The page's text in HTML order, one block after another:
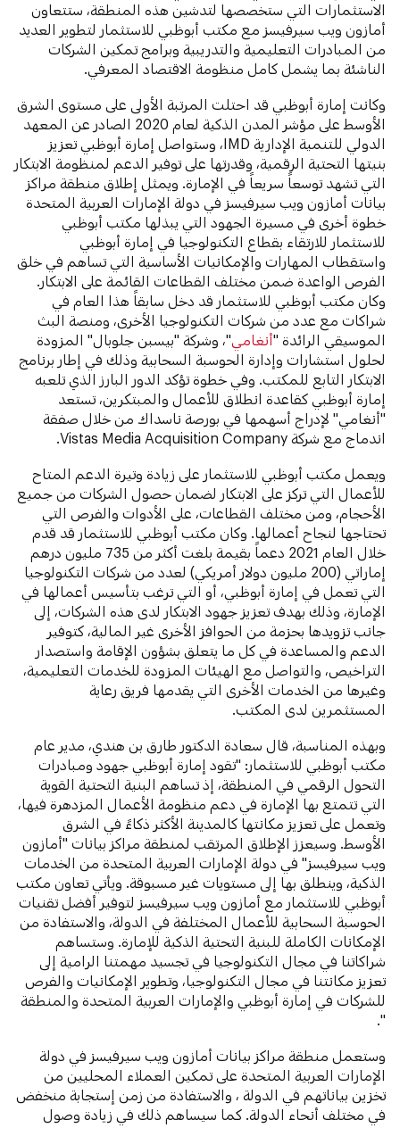
الاستثمارات التي ستخصصها لتدشين هذه المنطقة، ستتعاون
أمازون ويب سيرفيسز مع مكتب أبوظبي للاستثمار لتطوير العديد
من المبادرات التعليمية والتدريبية وبرامج تمكين الشركات
الناشئة بما يشمل كامل منظومة الاقتصاد المعرفي.
وكانت إمارة أبوظبي قد احتلت المرتبة الأولى على مستوى الشرق
الأوسط على مؤشر المدن الذكية لعام 2020 الصادر عن المعهد
الدولي للتنمية الإدارية IMD، وستواصل إمارة أبوظبي تعزيز
بنيتها التحتية الرقمية، وقدرتها على توفير الدعم لمنظومة الابتكار
التي تشهد توسعاً سريعاً في الإمارة. ويمثل إطلاق منطقة مراكز
بيانات أمازون ويب سيرفيسز في دولة الإمارات العربية المتحدة
خطوة أخرى في مسيرة الجهود التي يبذلها مكتب أبوظبي
للاستثمار للارتقاء بقطاع التكنولوجيا في إمارة أبوظبي
واستقطاب المهارات والإمكانيات الأساسية التي تساهم في خلق
الفرص الواعدة ضمن مختلف القطاعات القائمة على الابتكار.
وكان مكتب أبوظبي للاستثمار قد دخل سابقاً هذا العام في
شراكات مع عدد من شركات التكنولوجيا الأخرى، ومنصة البث
الموسيقي الرائدة " أنغامي "، وشركة "بيسبن جلوبال" المزودة
لحلول استشارات وإدارة الحوسبة السحابية وذلك في إطار برنامج
الابتكار التابع للمكتب. وفي خطوة تؤكد الدور البارز الذي تلعبه
إمارة أبوظبي كقاعدة انطلاق للأعمال والمبتكرين، تستعد
"أنغامي" لإدراج أسهمها في بورصة ناسداك من خلال صفقة
اندماج مع شركة Vistas Media Acquisition Company.
ويعمل مكتب أبوظبي للاستثمار على زيادة وتيرة الدعم المتاح
للأعمال التي تركز على الابتكار لضمان حصول الشركات من جميع
الأحجام، ومن مختلف القطاعات، على الأدوات والفرص التي
تحتاجها لنجاح أعمالها. وكان مكتب أبوظبي للاستثمار قد قدم
خلال العام 2021 دعماً بقيمة بلغت أكثر من 735 مليون درهم
إماراتي (200 مليون دولار أمريكي) لعدد من شركات التكنولوجيا
التي تعمل في إمارة أبوظبي، أو التي ترغب بتأسيس أعمالها في
الإمارة، وذلك بهدف تعزيز جهود الابتكار لدى هذه الشركات، إلى
جانب تزويدها بحزمة من الحوافز الأخرى غير المالية، كتوفير
الدعم والمساعدة في كل ما يتعلق بشؤون الإقامة واستصدار
التراخيص، والتواصل مع الهيئات المزودة للخدمات التعليمية،
وغيرها من الخدمات الأخرى التي يقدمها فريق رعاية
المستثمرين لدى المكتب.
وبهذه المناسبة، قال سعادة الدكتور طارق بن هندي، مدير عام
مكتب أبوظبي للاستثمار: "تقود إمارة أبوظبي جهود ومبادرات
التحول الرقمي في المنطقة، إذ تساهم البنية التحتية القوية
التي تتمتع بها الإمارة في دعم منظومة الأعمال المزدهرة فيها،
وتعمل على تعزيز مكانتها كالمدينة الأكثر ذكاءً في الشرق
الأوسط. وسيعزز الإطلاق المرتقب لمنطقة مراكز بيانات "أمازون
ويب سيرفيسز" في دولة الإمارات العربية المتحدة من الخدمات
الذكية، وينطلق بها إلى مستويات غير مسبوقة. ويأتي تعاون مكتب
أبوظبي للاستثمار مع أمازون ويب سيرفيسز لتوفير أفضل تقنيات
الحوسبة السحابية للأعمال المختلفة في الدولة، والاستفادة من
الإمكانات الكاملة للبنية التحتية الذكية للإمارة. وستساهم
شراكاتنا في مجال التكنولوجيا في تجسيد مهمتنا الرامية إلى
تعزيز مكانتنا في مجال التكنولوجيا، وتطوير الإمكانيات والفرص
للشركات في إمارة أبوظبي والإمارات العربية المتحدة والمنطقة
".
وستعمل منطقة مراكز بيانات أمازون ويب سيرفيسز في دولة
الإمارات العربية المتحدة على تمكين العملاء المحليين من
تخزين بياناتهم في الدولة ، والاستفادة من زمن إستجابة منخفض
في مختلف أنحاء الدولة. كما سيساهم ذلك في زيادة وصول